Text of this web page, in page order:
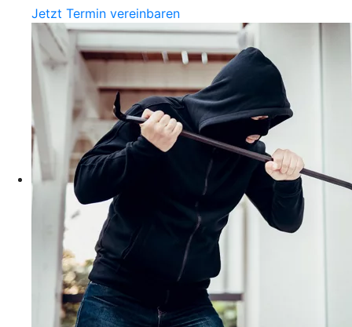
Jetzt Termin vereinbaren